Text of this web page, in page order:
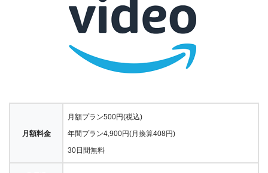
月額料金
月額プラン500円(税込)
年間プラン4,900円(月換算408円)
30日間無料